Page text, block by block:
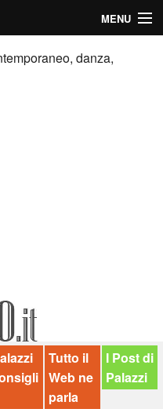
MENU
danza,
Tutto il
Web ne
parla
I Post di
Palazzi